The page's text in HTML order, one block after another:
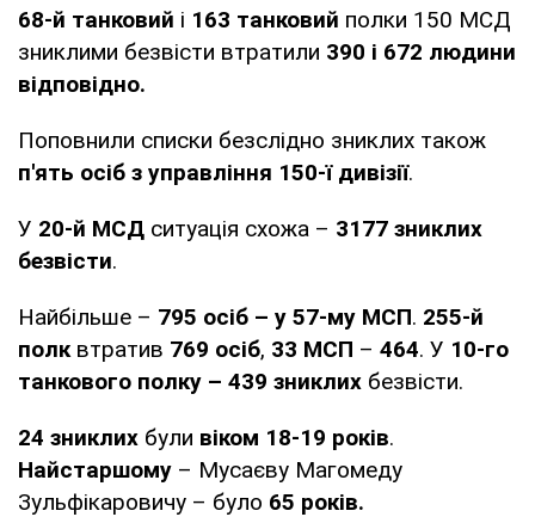
68-й танковий і 163 танковий полки 150 МСД
зниклими безвісти втратили 390 і 672 людини
відповідно.
Поповнили списки безслідно зниклих також
п'ять осіб з управління 150-ї дивізії.
У 20-й МСД ситуація схожа – 3177 зниклих
безвісти.
Найбільше – 795 осіб – у 57-му МСП. 255-й
полк втратив 769 осіб, 33 МСП – 464. У 10-го
танкового полку – 439 зниклих безвісти.
24 зниклих були віком 18-19 років.
Найстаршому – Мусаєву Магомеду
Зульфікаровичу – було 65 років.